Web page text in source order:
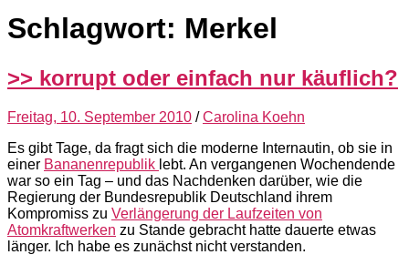
Schlagwort: Merkel
>> korrupt oder einfach nur käuflich?
Freitag, 10. September 2010 /Carolina Koehn
Es gibt Tage, da fragt sich die moderne Internautin, ob sie in
einer Bananenrepublik lebt. An vergangenen Wochendende
war so ein Tag – und das Nachdenken darüber, wie die
Regierung der Bundesrepublik Deutschland ihrem
Kompromiss zu Verlängerung der Laufzeiten von
Atomkraftwerken zu Stande gebracht hatte dauerte etwas
länger. Ich habe es zunächst nicht verstanden.